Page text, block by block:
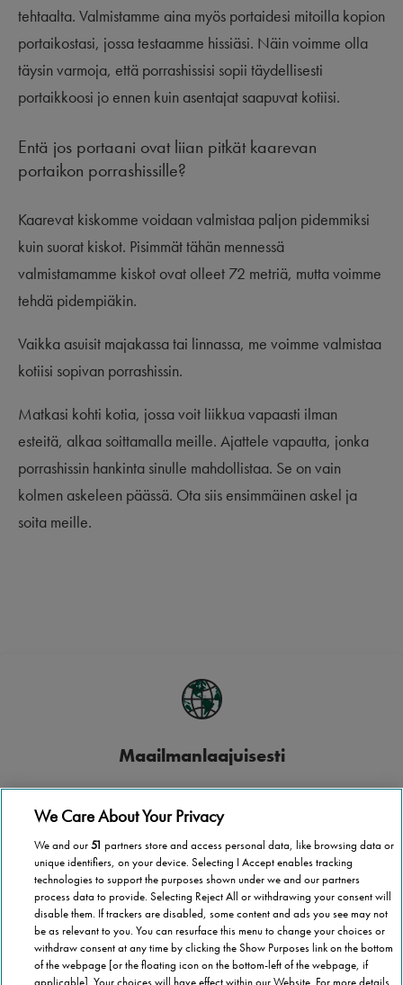
tehtaalta. Valmistamme aina myös portaidesi mitoilla kopion
portaikostasi, jossa testaamme hissiäsi. Näin voimme olla
täysin varmoja, että porrashissisi sopii täydellisesti
portaikkoosi jo ennen kuin asentajat saapuvat kotiisi.
Entä jos portaani ovat liian pitkät kaarevan
portaikon porrashissille?
Kaarevat kiskomme voidaan valmistaa paljon pidemmiksi
kuin suorat kiskot. Pisimmät tähän mennessä
valmistamamme kiskot ovat olleet 72 metriä, mutta voimme
tehdä pidempiäkin.
Vaikka asuisit majakassa tai linnassa, me voimme valmistaa
kotiisi sopivan porrashissin.
Matkasi kohti kotia, jossa voit liikkua vapaasti ilman
esteitä, alkaa soittamalla meille. Ajattele vapautta, jonka
porrashissin hankinta sinulle mahdollistaa. Se on vain
kolmen askeleen päässä. Ota siis ensimmäinen askel ja
soita meille.
Maailmanlaajuisesti
Stannah toimii yli 40 maassa.
Paikallisesti
Asuitpa missä tahansa Suomessa, Stannah tulee luoksesi.
We Care About Your Privacy
We and our51 partners store and access personal data, like browsing data or
unique identifiers, on your device. Selecting I Accept enables tracking
technologies to support the purposes shown under we and our partners
process data to provide. Selecting Reject All or withdrawing your consent will
disable them. If trackers are disabled, some content and ads you see may not
be as relevant to you. You can resurface this menu to change your choices or
withdraw consent at any time by clicking the Show Purposes link on the bottom
of the webpage [or the floating icon on the bottom-left of the webpage, if
applicable] .Your choices will have effect within our Website. For more details,